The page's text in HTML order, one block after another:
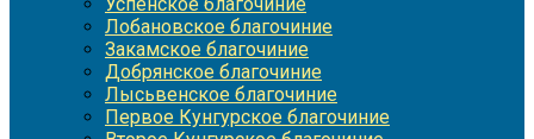
Лобановское благочиние
Закамское благочиние
Добрянское благочиние
Лысьвенское благочиние
Первое Кунгурское благочиние